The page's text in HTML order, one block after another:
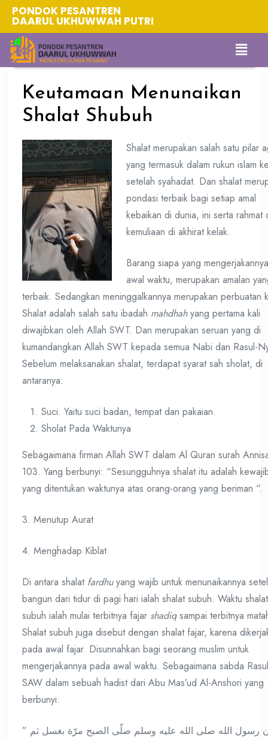
PONDOK PESANTREN
DAARUL UKHUWWAH PUTRI
Keutamaan Menunaikan
Shalat Shubuh
Shalat merupakan salah satu pilar
yang termasuk dalam rukun islam
setelah syahadat. Dan shalat
pondasi terbaik bagi setiap amal
kebaikan di dunia, ini serta rahmat
kemuliaan di akhirat kelak.
Barang siapa yang
awal waktu, merupakan amalan
terbaik. Sedangkan meninggalkannya merupakan perbuatan
Shalat adalah salah satu ibadah mahdhahyang pertama kali
diwajibkan oleh Allah SWT. Dan merupakan seruan yang di
kumandangkan Allah SWT kepada semua Nabi dan Rasul-
Sebelum melaksanakan shalat, terdapat syarat sah sholat, di
antaranya:
Suci. Yaitu suci badan, tempat dan pakaian.
Sholat Pada Waktunya
Sebagaimana firman Allah SWT dalam Al Quran surah
103. Yang berbunyi: “Sesungguhnya shalat itu adalah
yang ditentukan waktunya atas orang-orang yang beriman “.
3. Menutup Aurat
4. Menghadap Kiblat
Di antara shalat fardhuyang wajib untuk menunaikannya
bangun dari tidur di pagi hari ialah shalat subuh. Waktu shalat
subuh ialah mulai terbitnya fajar shadiqsampai terbitnya
Shalat subuh juga disebut dengan shalat fajar, karena
pada awal fajar. Disunnahkan bagi seorang muslim untuk
mengerjakannya pada awal waktu. Sebagaimana sabda
SAW dalam sebuah hadist dari Abu Mas’ud Al-Anshori yang
berbunyi:
” ان رسول الله صلى الله عليه وسلم صلّى الصبح مرّة بغسل ثم